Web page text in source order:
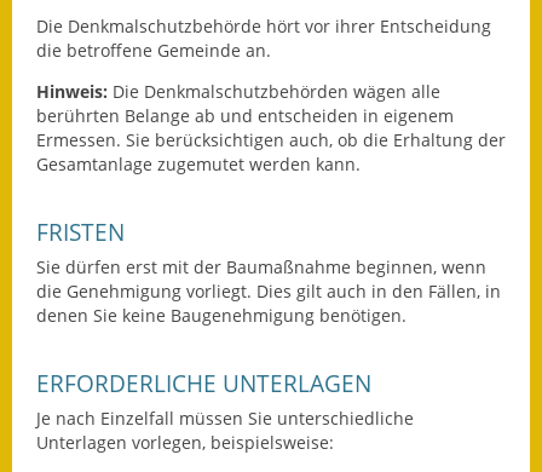
Haushalt & Finanzen
Eröffnungsbilanz
Getrennte
Haushaltspläne
Wasserversorgung
Heiraten in Notzingen
Die Denkmalschutzbehörde hört vor ihrer Entscheidung
die betroffene Gemeinde an.
Hinweis: Die Denkmalschutzbehörden wägen alle
berührten Belange ab und entscheiden in eigenem
Ermessen. Sie berücksichtigen auch, ob die Erhaltung der
Gesamtanlage zugemutet werden kann.
FRISTEN
Sie dürfen erst mit der Baumaßnahme beginnen, wenn
die Genehmigung vorliegt. Dies gilt auch in den Fällen, in
denen Sie keine Baugenehmigung benötigen.
ERFORDERLICHE UNTERLAGEN
Je nach Einzelfall müssen Sie unterschiedliche
Unterlagen vorlegen, beispielsweise: